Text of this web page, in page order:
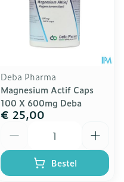
Deba Pharma
Magnesium Actif Caps
100 X 600mg Deba
€ 25,00
Bestel